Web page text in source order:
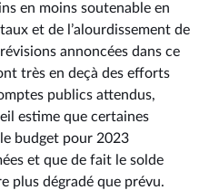
en moins soutenable en
et de l’alourdissement de
annoncées dans ce
très en deçà des efforts
publics attendus,
estime que certaines
budget pour 2023
et que de fait le solde
plus dégradé que prévu.